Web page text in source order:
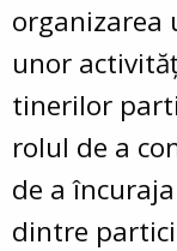
organizarea
unor
tinerilor
rolul de a
de a
dintre